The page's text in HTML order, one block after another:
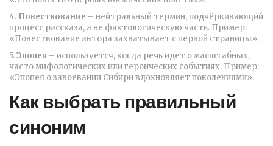
4. Повествование – нейтральный термин, подчёркивающий
процесс рассказа, а не фактологическую часть. Пример:
«Повествование автора захватывает с первой страницы».
5.Эпопея – используется, когда речь идет о масштабных,
часто мифологических или героических событиях. Пример:
«Эпопея о завоевании Сибири вдохновляет поколениями».
Как выбрать правильный
синоним